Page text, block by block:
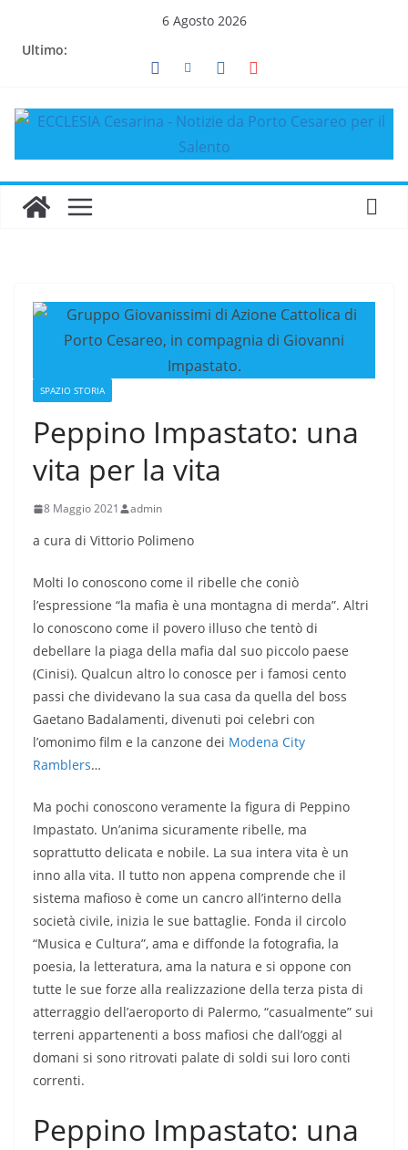
6 Agosto 2026
Ultimo:
SPAZIO STORIA
Peppino Impastato: una
vita per la vita
8 Maggio 2021 admin
a cura di Vittorio Polimeno
Molti lo conoscono come il ribelle che coniò
l’espressione “la mafia è una montagna di merda”. Altri
lo conoscono come il povero illuso che tentò di
debellare la piaga della mafia dal suo piccolo paese
(Cinisi). Qualcun altro lo conosce per i famosi cento
passi che dividevano la sua casa da quella del boss
Gaetano Badalamenti, divenuti poi celebri con
l’omonimo film e la canzone dei Modena City
Ramblers…
Ma pochi conoscono veramente la figura di Peppino
Impastato. Un’anima sicuramente ribelle, ma
soprattutto delicata e nobile. La sua intera vita è un
inno alla vita. Il tutto non appena comprende che il
sistema mafioso è come un cancro all’interno della
società civile, inizia le sue battaglie. Fonda il circolo
“Musica e Cultura”, ama e diffonde la fotografia, la
poesia, la letteratura, ama la natura e si oppone con
tutte le sue forze alla realizzazione della terza pista di
atterraggio dell’aeroporto di Palermo, “casualmente” sui
terreni appartenenti a boss mafiosi che dall’oggi al
domani si sono ritrovati palate di soldi sui loro conti
correnti.
Peppino Impastato: una